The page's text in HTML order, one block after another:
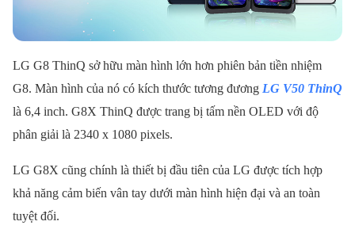
LG G8 ThinQ sở hữu màn hình lớn hơn phiên bản tiền nhiệm
G8. Màn hình của nó có kích thước tương đương LG V50 ThinQ
là 6,4 inch. G8X ThinQ được trang bị tấm nền OLED với độ
phân giải là 2340 x 1080 pixels.
LG G8X cũng chính là thiết bị đầu tiên của LG được tích hợp
khả năng cảm biến vân tay dưới màn hình hiện đại và an toàn
tuyệt đối.